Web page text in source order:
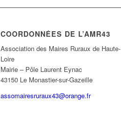
COORDONNÉES DE L’AMR43
Association des Maires Ruraux de Haute-
Loire
Mairie – Pôle Laurent Eynac
43150 Le Monastier-sur-Gazeille
assomairesruraux43@orange.fr